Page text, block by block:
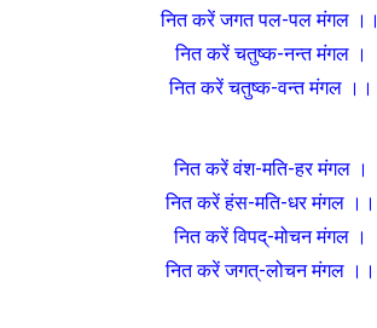
नित करें जगत पल-पल मंगल ।।
नित करें चतुष्क-नन्त मंगल ।
नित करें चतुष्क-वन्त मंगल ।।
नित करें वंश-मति-हर मंगल ।
नित करें हंस-मति-धर मंगल ।।
नित करें विपद्-मोचन मंगल ।
नित करें जगत्-लोचन मंगल ।।